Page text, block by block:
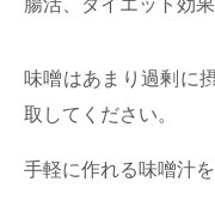
味噌はあまり過剰に
取してください。
手軽に作れる味噌汁